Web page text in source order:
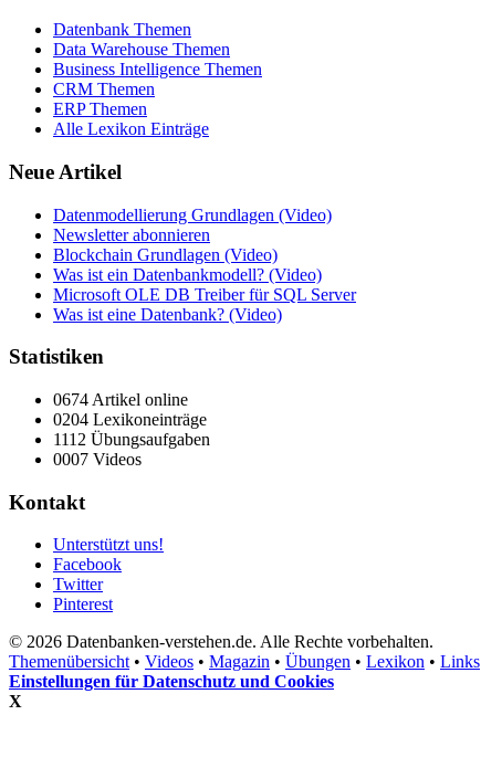
Datenbank Themen
Data Warehouse Themen
Business Intelligence Themen
CRM Themen
ERP Themen
Alle Lexikon Einträge
Neue Artikel
Datenmodellierung Grundlagen (Video)
Newsletter abonnieren
Blockchain Grundlagen (Video)
Was ist ein Datenbankmodell? (Video)
Microsoft OLE DB Treiber für SQL Server
Was ist eine Datenbank? (Video)
Statistiken
0674 Artikel online
0204 Lexikoneinträge
1112 Übungsaufgaben
0007 Videos
Kontakt
Unterstützt uns!
Facebook
Twitter
Pinterest
© 2026 Datenbanken-verstehen.de. Alle Rechte vorbehalten.
Themenübersicht• Videos • Magazin • Übungen • Lexikon • Links
Einstellungen für Datenschutz und Cookies
X